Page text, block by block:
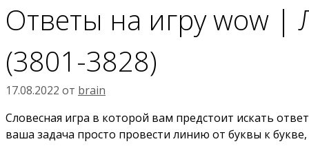
Ответы на игру
(3801-3828)
17.08.2022 от brain
Словесная игра в которой вам предстоит искать
ваша задача просто провести линию от буквы к